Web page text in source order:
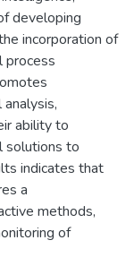
developing
incorporation of
process
ability to
solutions to
indicates that
a
methods,
of